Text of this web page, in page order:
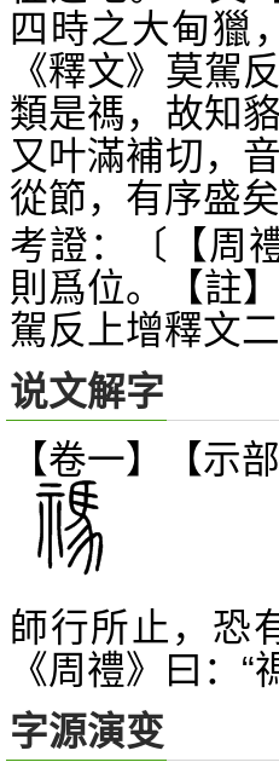
四時之大甸獵
《釋文》莫駕
類是禡，故知
又叶滿補切，
從節，有序盛
考證：〔【周
則爲位。【註
駕反上增釋文二
说文解字
【卷一】【示部
師行所止，恐
《周禮》曰：
字源演变